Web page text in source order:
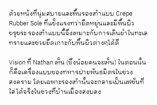
ด้วยหนังที่นุ่มสบายและพื้นรองเท้าแบบ Crepe
Rubber Sole ที่แข็งแรงทว่ายืดหยุ่นและมีพื้นผิว
ขรุขระ รองเท้าแบบนี้จึงเหมาะกับการเดินย่ำในทะเล
ทรายและช่วยยึดเกาะกับพื้นผิวต่างๆได้ดี
Vision ที่ Nathan เห็น (ซึ่งน้อยคนจะเห็น) ในตอนนั้น
ก็คือเครื่องแบบของทหารฝ่ายพันธมิตรในช่วง
สงคราม โดยเฉพาะรองเท้านั้นจะกลายเป็นแฟชั่นที่
ใส่ได้จริงในช่วงที่บ้านเมืองสงบลง